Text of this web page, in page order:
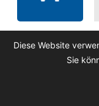
Diese Website
Sie